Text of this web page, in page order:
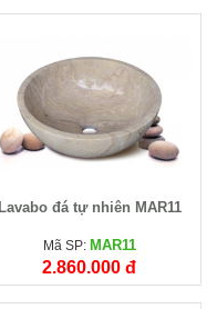
Lavabo đá tự nhiên MAR11
Mã SP: MAR11
2.860.000 đ